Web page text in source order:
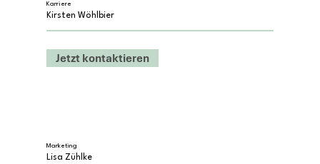
Karriere
Kirsten Wöhlbier
Jetzt kontaktieren
Marketing
Lisa Zühlke